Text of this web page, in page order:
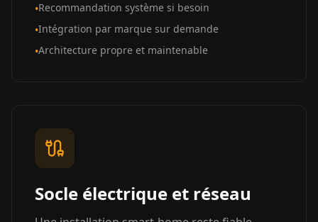
•Recommandation système si besoin
•Intégration par marque sur demande
•Architecture propre et maintenable
Socle électrique et réseau